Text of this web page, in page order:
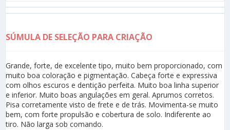
SÚMULA DE SELEÇÃO PARA CRIAÇÃO
Grande, forte, de excelente tipo, muito bem proporcionado, com
muito boa coloração e pigmentação. Cabeça forte e expressiva
com olhos escuros e dentição perfeita. Muito boa linha superior
e inferior. Muito boas angulações em geral. Aprumos corretos.
Pisa corretamente visto de frete e de trás. Movimenta-se muito
bem, com forte propulsão e cobertura de solo. Indiferente ao
tiro. Não larga sob comando.